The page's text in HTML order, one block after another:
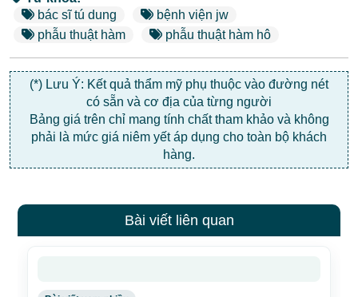
bác sĩ tú dung
bệnh viện jw
phẫu thuật hàm
phẫu thuật hàm hô
(*) Lưu Ý: Kết quả thẩm mỹ phụ thuộc vào đường nét
có sẵn và cơ địa của từng người
Bảng giá trên chỉ mang tính chất tham khảo và không
phải là mức giá niêm yết áp dụng cho toàn bộ khách
hàng.
Bài viết liên quan